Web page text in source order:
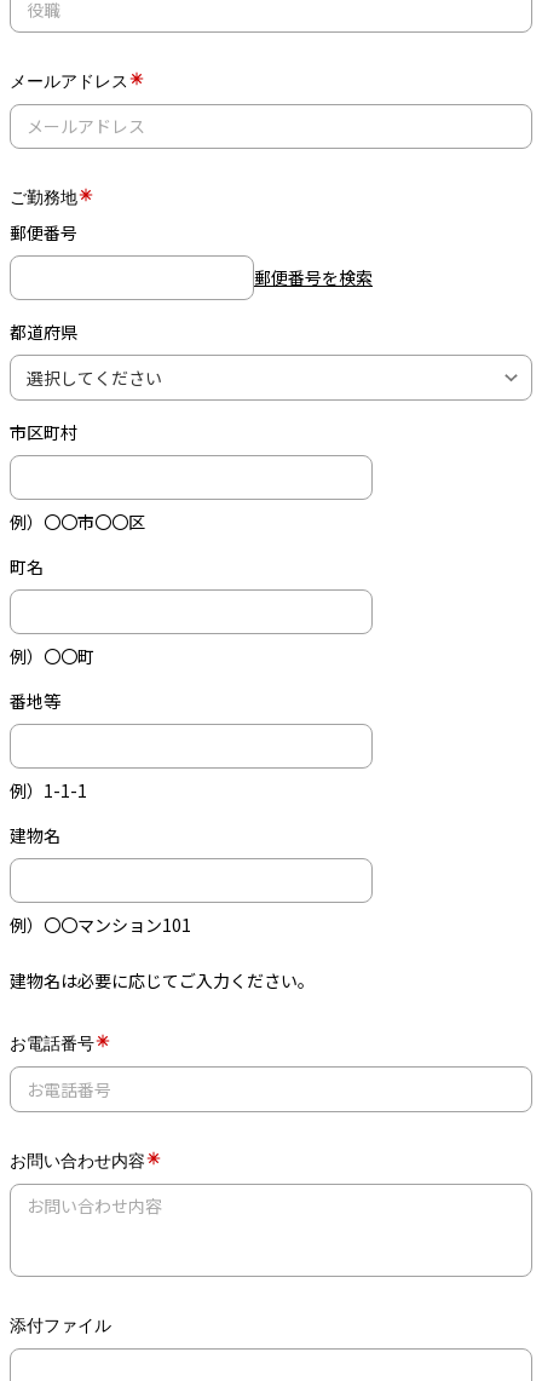
メールアドレス
ご勤務地
郵便番号
郵便番号を検索
都道府県
市区町村
例）〇〇市〇〇区
町名
例）〇〇町
番地等
例）1-1-1
建物名
例）〇〇マンション101
建物名は必要に応じてご入力ください。
お電話番号
お問い合わせ内容
添付ファイル